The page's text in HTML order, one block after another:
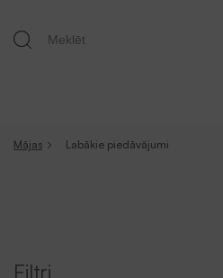
Mājas Labākie piedāvājumi
Filtri